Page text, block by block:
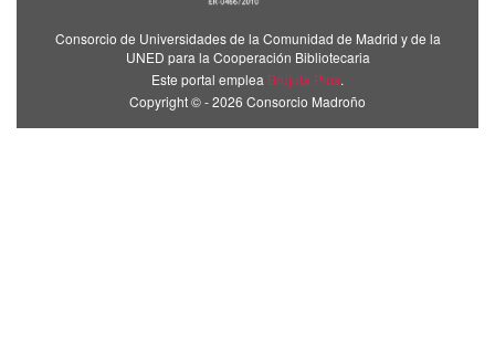
Consorcio de Universidades de la Comunidad de Madrid y de la
UNED para la Cooperación Bibliotecaria
Este portal emplea Brújula Plus.
Copyright © - 2026 Consorcio Madroño